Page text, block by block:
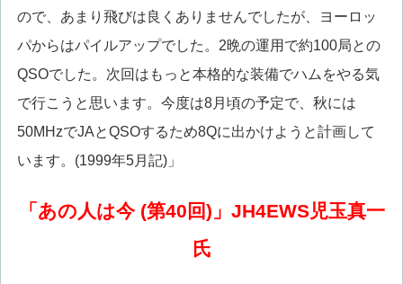
ので、あまり飛びは良くありませんでしたが、ヨーロッ
パからはパイルアップでした。2晩の運用で約100局との
QSOでした。次回はもっと本格的な装備でハムをやる気
で行こうと思います。今度は8月頃の予定で、秋には
50MHzでJAとQSOするため8Qに出かけようと計画して
います。(1999年5月記)」
「あの人は今 (第40回)」JH4EWS児玉真一
氏